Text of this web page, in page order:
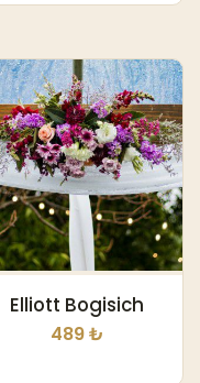
Elliott Bogisich
489 ₺